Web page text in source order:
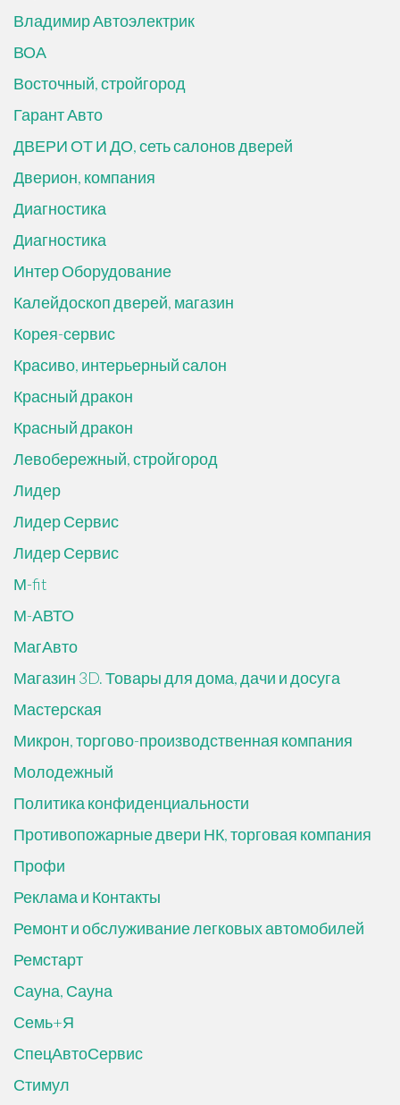
Владимир Автоэлектрик
ВОА
Восточный, стройгород
Гарант Авто
ДВЕРИ ОТ И ДО, сеть салонов дверей
Дверион, компания
Диагностика
Диагностика
Интер Оборудование
Калейдоскоп дверей, магазин
Корея-сервис
Красиво, интерьерный салон
Красный дракон
Красный дракон
Левобережный, стройгород
Лидер
Лидер Сервис
Лидер Сервис
М-fit
М-АВТО
МагАвто
Магазин 3D. Товары для дома, дачи и досуга
Мастерская
Микрон, торгово-производственная компания
Молодежный
Политика конфиденциальности
Противопожарные двери НК, торговая компания
Профи
Реклама и Контакты
Ремонт и обслуживание легковых автомобилей
Ремстарт
Сауна, Сауна
Семь+Я
СпецАвтоСервис
Стимул